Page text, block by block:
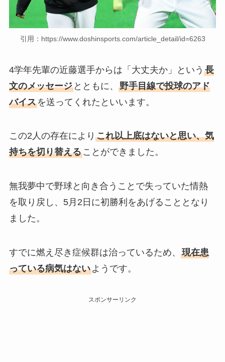
引用：https://www.doshinsports.com/article_detail/id=6263
4学年先輩の近藤選手からは「大丈夫か」という 長
文のメッセージとともに、 野手目線で投球のアド
バイスを送ってくれたといいます。
この2人の存在により これ以上底はないと思い、気
持ちを切り替えることができました。
無我夢中で野球と向き合うことで失っていた情熱
を取り戻し、5月2日に初勝利をあげることとなり
ました。
すでに燃え尽き症候群は治っているため、 現在患
っている病気はないようです。
スポンサーリンク